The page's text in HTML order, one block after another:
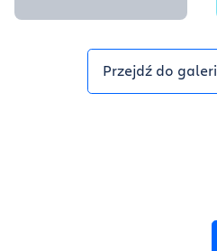
Przejdź do